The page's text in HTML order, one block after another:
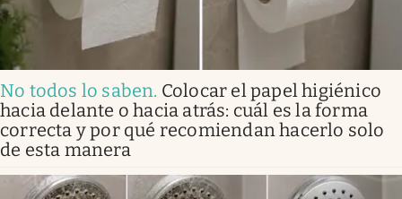
No todos lo saben. Colocar el papel higiénico
hacia delante o hacia atrás: cuál es la forma
correcta y por qué recomiendan hacerlo solo
de esta manera